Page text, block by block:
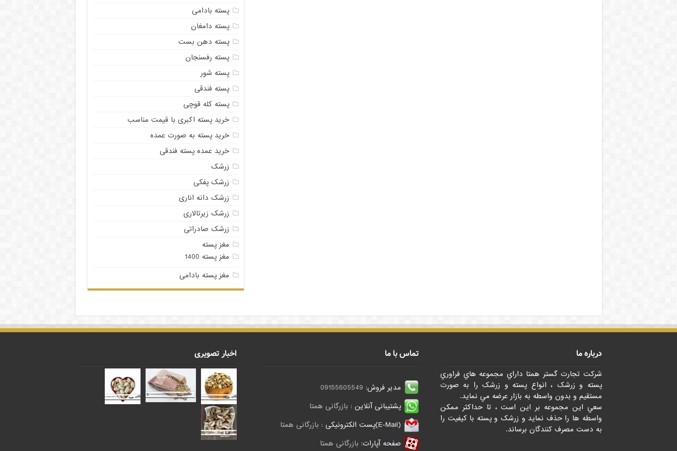
پسته بادامی
پسته دامغان
پسته دهن بست
پسته رفسنجان
پسته شور
پسته فندقی
پسته کله قوچی
خرید پسته اکبری با قیمت مناسب
خرید پسته به صورت عمده
خرید عمده پسته فندقی
زرشک
زرشک پفکی
زرشک دانه اناری
زرشک زیرتالاری
زرشک صادراتی
مغز پسته
مغز پسته 1400
مغز پسته بادامی
درباره ما
شرکت تجارت گستر همتا داراي مجموعه هاي فراوري
پسته و زرشک ، انواع پسته و زرشک را به صورت
مستقيم و بدون واسطه به بازار عرضه مي نمايد.
سعي اين مجموعه بر اين است ، تا حداکثر ممکن
واسطه ها را حذف نمايد و زرشک و پسته با کيفيت را
به دست مصرف کنندگان برساند.
تماس با ما
مدیر فروش: 09155605549
پشتیبانی آنلاین : بازرگانی همتا
(E-Mail)پست الکترونیکی :
بازرگانی همتا
صفحه آپارات: بازرگانی همتا
اخبار تصویری